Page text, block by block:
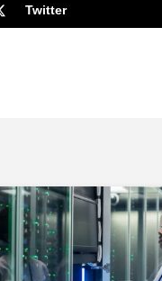
Twitter